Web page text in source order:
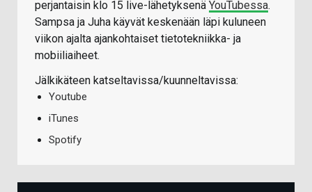
perjantaisin klo 15 live-lähetyksenä YouTubessa.
Sampsa ja Juha käyvät keskenään läpi kuluneen
viikon ajalta ajankohtaiset tietotekniikka- ja
mobiiliaiheet.
Jälkikäteen katseltavissa/kuunneltavissa:
Youtube
iTunes
Spotify